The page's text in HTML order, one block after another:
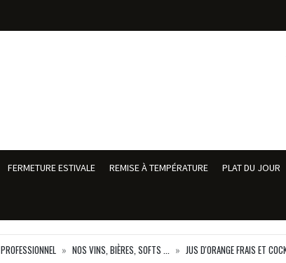
FERMETURE ESTIVALE REMISE À TEMPÉRATURE PLAT DU JOUR
PROFESSIONNEL NOS VINS, BIÈRES, SOFTS ... JUS D'ORANGE FRAIS ET